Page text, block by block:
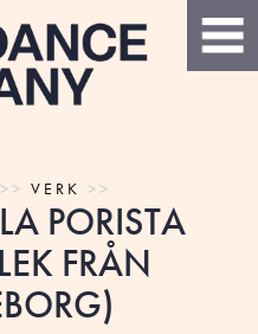
>> VERK >>
PORISTA
FRÅN